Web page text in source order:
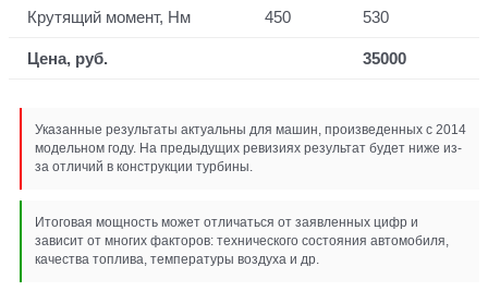
Крутящий момент, Нм 450 530
Цена, руб. 35000
Указанные результаты актуальны для машин, произведенных с 2014
модельном году. На предыдущих ревизиях результат будет ниже из-
за отличий в конструкции турбины.
Итоговая мощность может отличаться от заявленных цифр и
зависит от многих факторов: технического состояния автомобиля,
качества топлива, температуры воздуха и др.